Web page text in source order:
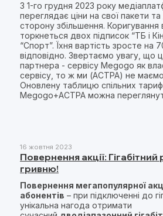
З 1-го грудня 2023 року
переглядає ціни на свої пакети
сторону збільшення. Коригування
торкнеться двох підписок “ТБ і
“Спорт”. Їхня вартість зросте на
відповідно. Звертаємо увагу, що
партнера - сервісу Megogo як
сервісу, то ж ми (АСТРА) не
Оновлену таблицю спільних
Megogo+АСТРА можна
16 жовтня 2023
Повернення акції: Гігабітний
гривню!
Повернення мегапопулярної
абонентів – при підключенні до
унікальна нагода отримати